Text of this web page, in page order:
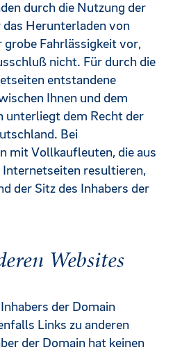
durch die Nutzung der
das Herunterladen von
grobe Fahrlässigkeit vor,
nicht. Für durch die
entstandene
Ihnen und dem
unterliegt dem Recht der
Bei
mit Vollkaufleuten, die aus
resultieren,
der Sitz des Inhabers der
Websites
der Domain
Links zu anderen
der Domain hat keinen